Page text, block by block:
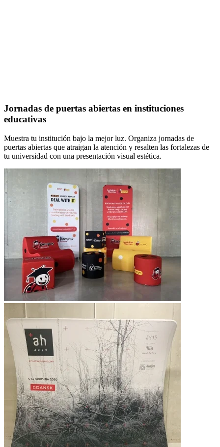
Jornadas de puertas abiertas en instituciones
educativas
Muestra tu institución bajo la mejor luz. Organiza jornadas de
puertas abiertas que atraigan la atención y resalten las fortalezas de
tu universidad con una presentación visual estética.